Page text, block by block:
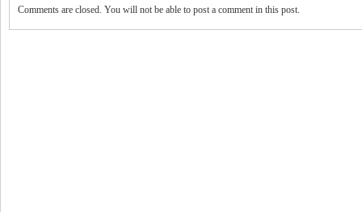
Comments are closed. You will not be able to post a comment in this post.